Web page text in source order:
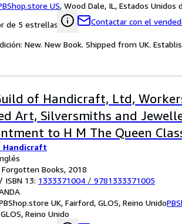
US, Wood Dale, IL, Estados Unidos
de 5 estrellas
Contactar con el
New. New Book. Shipped from UK.
of Handicraft, Ltd,
Art, Silversmiths and
to H M The Queen
Handicraft
Forgotten Books, 2018
ISBN 13: 1333371004 / 9781333371005
UK, Fairford, GLOS, Reino Unido
Reino Unido